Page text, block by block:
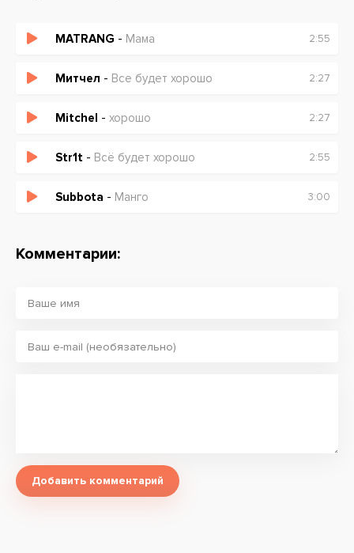
Мама всё хорошо
Всё хорошо
Всё хорошо
MATRANG - Мама 2:55
Митчел - Все будет хорошо 2:27
Mitchel - хорошо 2:27
Str1t - Всё будет хорошо 2:55
Subbota - Манго 3:00
Комментарии:
Добавить комментарий